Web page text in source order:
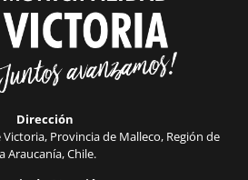
Dirección
Victoria, Provincia de Malleco, Región de
Araucanía, Chile.